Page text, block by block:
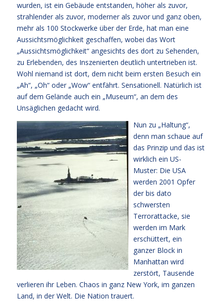
wurden, ist ein Gebäude entstanden, höher als zuvor,
strahlender als zuvor, moderner als zuvor und ganz oben,
mehr als 100 Stockwerke über der Erde, hat man eine
Aussichtsmöglichkeit geschaffen, wobei das Wort
„Aussichtsmöglichkeit“ angesichts des dort zu Sehenden,
zu Erlebenden, des Inszenierten deutlich untertrieben ist.
Wohl niemand ist dort, dem nicht beim ersten Besuch ein
„Ah“, „Oh“ oder „Wow“ entfährt. Sensationell. Natürlich ist
auf dem Gelände auch ein „Museum“, an dem des
Unsäglichen gedacht wird.
Nun zu „Haltung“,
denn man schaue auf
das Prinzip und das ist
wirklich ein US-
Muster: Die USA
werden 2001 Opfer
der bis dato
schwersten
Terrorattacke, sie
werden im Mark
erschüttert, ein
ganzer Block in
Manhattan wird
zerstört, Tausende
verlieren ihr Leben. Chaos in ganz New York, im ganzen
Land, in der Welt. Die Nation trauert.